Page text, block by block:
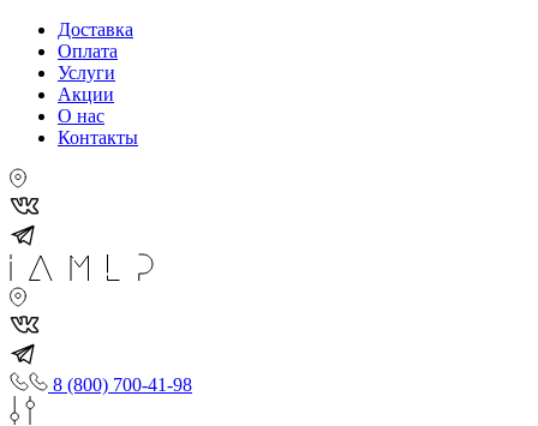
Доставка
Оплата
Услуги
Акции
О нас
Контакты
8 (800) 700-41-98